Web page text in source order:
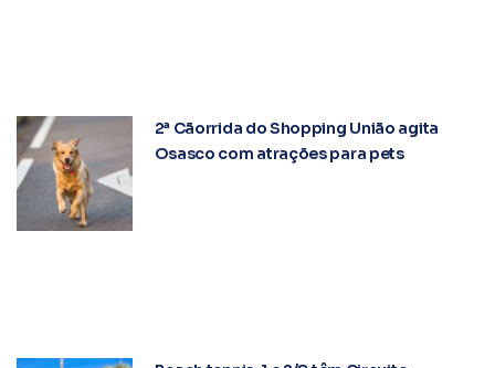
2ª Cãorrida do Shopping União agita
Osasco com atrações para pets